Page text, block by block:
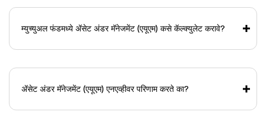
म्युच्युअल फंडमध्ये ॲसेट अंडर मॅनेजमेंट (एयूएम) कसे कॅल्क्युलेट करावे?
ॲसेट अंडर मॅनेजमेंट (एयूएम) एनएव्हीवर परिणाम करते का?